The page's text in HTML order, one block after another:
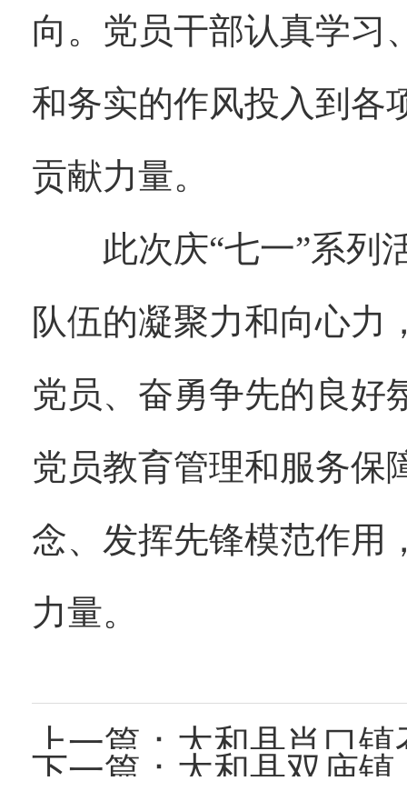
向。党员干部认真学习
和务实的作风投入到各
贡献力量。
此次庆“七一”系列活
队伍的凝聚力和向心力
党员、奋勇争先的良好
党员教育管理和服务保
念、发挥先锋模范作用
力量。
上一篇： 太和县肖口镇召开庆
下一篇： 太和县双庙镇：